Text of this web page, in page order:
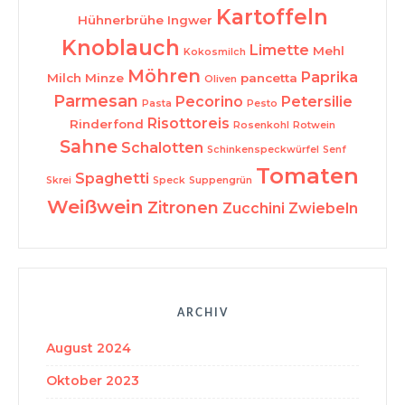
Hühnerbrühe Ingwer Kartoffeln
Knoblauch Kokosmilch Limette Mehl
Milch Minze Möhren Oliven pancetta Paprika
Parmesan Pasta Pecorino Pesto Petersilie
Rinderfond Risottoreis Rosenkohl Rotwein
Sahne Schalotten Schinkenspeckwürfel Senf
Skrei Spaghetti Speck Suppengrün Tomaten
Weißwein Zitronen Zucchini Zwiebeln
ARCHIV
August 2024
Oktober 2023